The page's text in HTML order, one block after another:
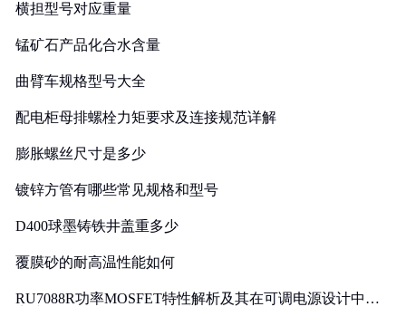
横担型号对应重量
锰矿石产品化合水含量
曲臂车规格型号大全
配电柜母排螺栓力矩要求及连接规范详解
膨胀螺丝尺寸是多少
镀锌方管有哪些常见规格和型号
D400球墨铸铁井盖重多少
覆膜砂的耐高温性能如何
RU7088R功率MOSFET特性解析及其在可调电源设计中的